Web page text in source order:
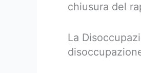
chiusura del
La